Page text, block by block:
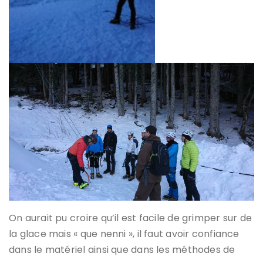
On aurait pu croire qu’il est facile de grimper sur de
la glace mais « que nenni », il faut avoir confiance
dans le matériel ainsi que dans les méthodes de